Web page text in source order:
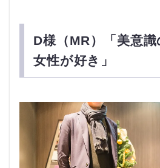
D様（MR）「美意
女性が好き」